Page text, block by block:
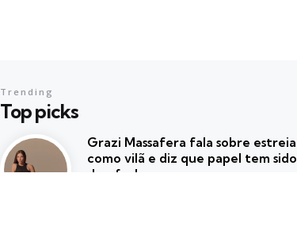
Top picks
Trending
Grazi Massafera fala sobre estreia
como vilã e diz que papel tem sido
desafiador